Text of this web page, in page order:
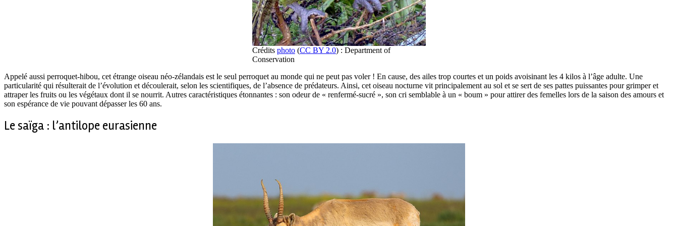
Crédits photo (CC BY 2.0) : Department of
Conservation
Appelé aussi perroquet-hibou, cet étrange oiseau néo-zélandais est le seul perroquet au monde qui ne peut pas voler ! En cause, des ailes trop courtes et un poids avoisinant les 4 kilos à l’âge adulte. Une
particularité qui résulterait de l’évolution et découlerait, selon les scientifiques, de l’absence de prédateurs. Ainsi, cet oiseau nocturne vit principalement au sol et se sert de ses pattes puissantes pour grimper et
attraper les fruits ou les végétaux dont il se nourrit. Autres caractéristiques étonnantes : son odeur de « renfermé-sucré », son cri semblable à un « boum » pour attirer des femelles lors de la saison des amours et
son espérance de vie pouvant dépasser les 60 ans.
Le saïga : l’antilope eurasienne